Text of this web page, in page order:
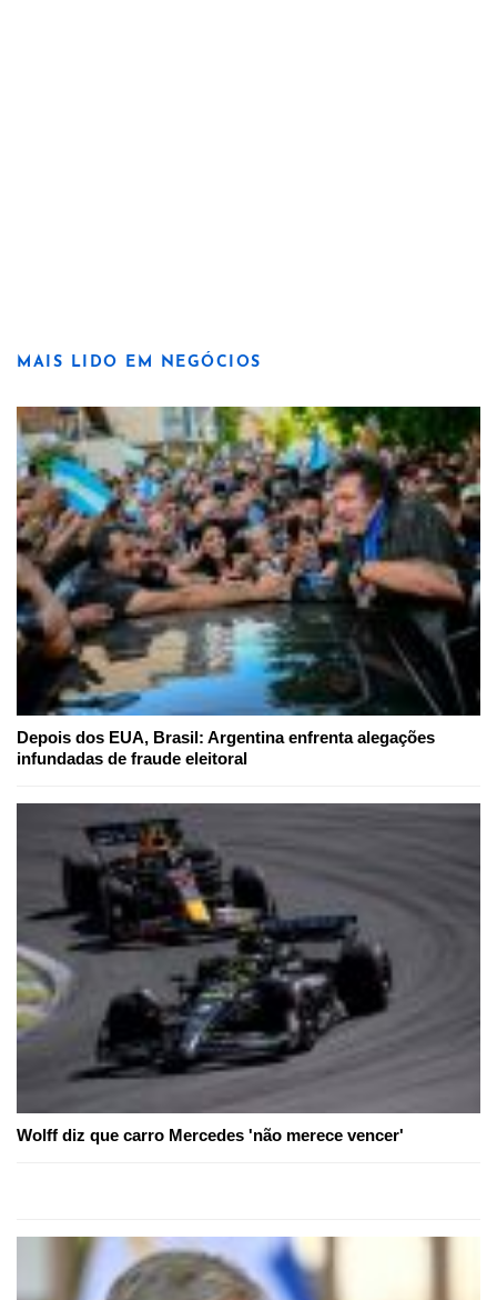
MAIS LIDO EM NEGÓCIOS
Depois dos EUA, Brasil: Argentina enfrenta alegações
infundadas de fraude eleitoral
Wolff diz que carro Mercedes 'não merece vencer'